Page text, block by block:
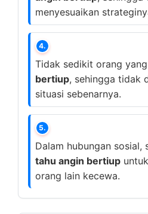
menyesuaikan
4.
Tidak sedikit orang
bertiup, sehingga tidak
situasi sebenarnya.
5.
Dalam hubungan sosial,
tahu angin bertiup
orang lain kecewa.